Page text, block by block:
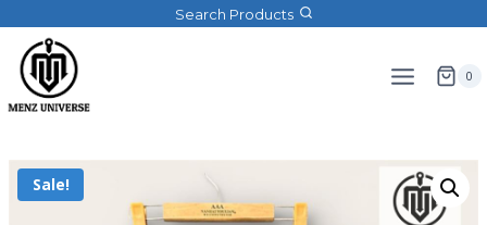
Search Products
0
Sale!